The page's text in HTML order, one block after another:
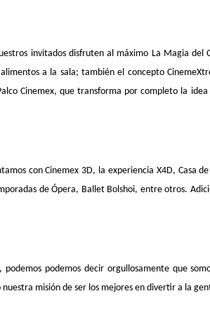
invitados disfruten al máximo La Magia del
a la sala; también el concepto
Cinemex, que transforma por completo la
con Cinemex 3D, la experiencia X4D, Casa
de Ópera, Ballet Bolshoi, entre otros.
podemos podemos decir orgullosamente que
misión de ser los mejores en divertir a la